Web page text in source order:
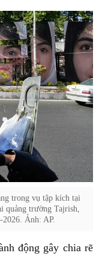
trong vụ tập kích tại
quảng trường Tajrish,
2026. Ảnh: AP.
động gây chia rẽ